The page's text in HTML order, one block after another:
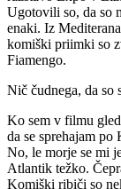
Ugotovili so, da so
enaki. Iz
komiški priimki so
Fiamengo.
Nič čudnega, da so
Ko sem v filmu
da se sprehajam
No, le morje se mi
Atlantik težko.
Komiški ribiči so